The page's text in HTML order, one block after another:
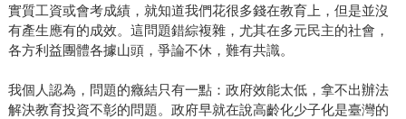
實質工資或會考成績，就知道我們花很多錢在教育上，但是並沒
有產生應有的成效。這問題錯綜複雜，尤其在多元民主的社會，
各方利益團體各據山頭，爭論不休，難有共識。
我個人認為，問題的癥結只有一點：政府效能太低，拿不出辦法
解決教育投資不彰的問題。政府早就在說高齡化少子化是臺灣的